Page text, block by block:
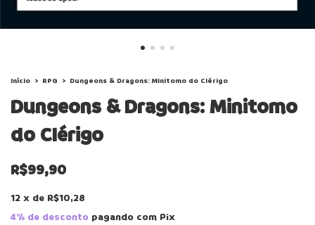
Início > RPG > Dungeons & Dragons: Minitomo do Clérigo
Dungeons & Dragons: Minitomo
do Clérigo
R$99,90
12 x de R$10,28
4% de desconto pagando com Pix